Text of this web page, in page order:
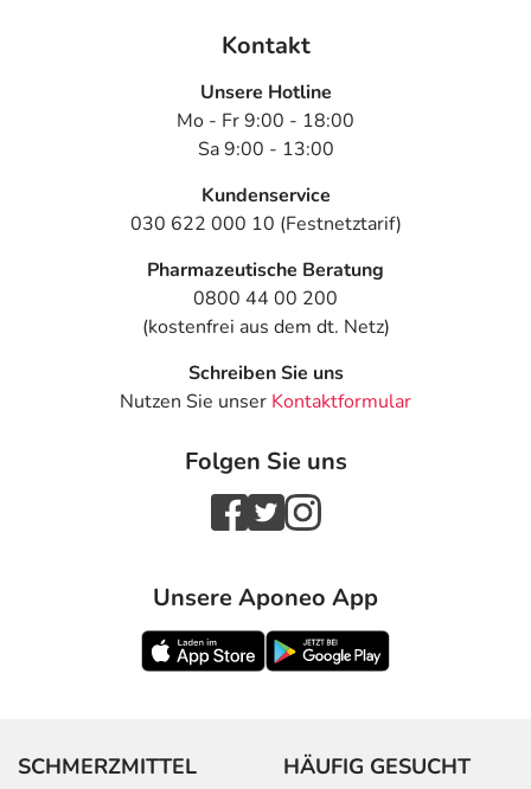
Kontakt
Unsere Hotline
Mo - Fr 9:00 - 18:00
Sa 9:00 - 13:00
Kundenservice
030 622 000 10 (Festnetztarif)
Pharmazeutische Beratung
0800 44 00 200
(kostenfrei aus dem dt. Netz)
Schreiben Sie uns
Nutzen Sie unser Kontaktformular
Folgen Sie uns
Unsere Aponeo App
SCHMERZMITTEL HÄUFIG GESUCHT